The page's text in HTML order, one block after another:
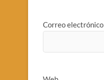
Correo electrónico